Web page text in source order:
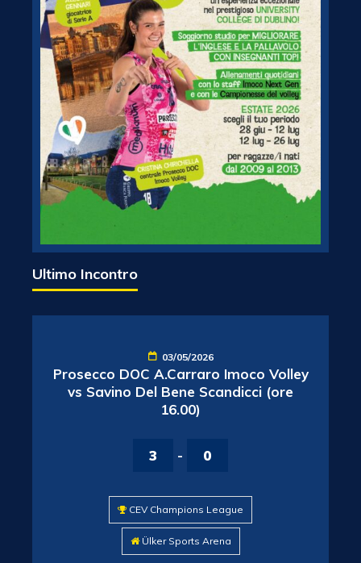
Ultimo Incontro
03/05/2026
Prosecco DOC A.Carraro Imoco Volley
vs Savino Del Bene Scandicci (ore
16.00)
3 - 0
CEV Champions League
Ülker Sports Arena